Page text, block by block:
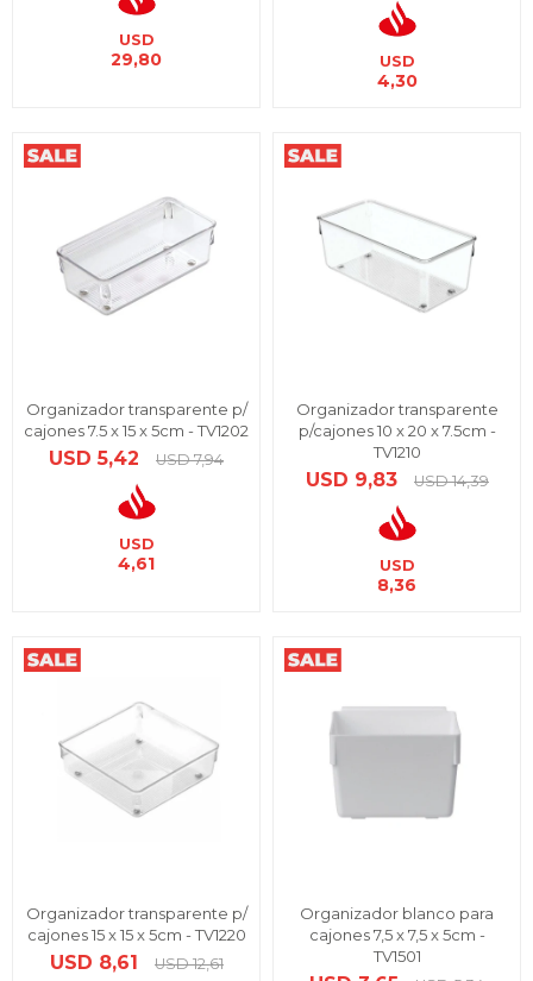
USD
29,80 USD
4,30
Organizador transparente p/
cajones 7.5 x 15 x 5cm - TV1202
USD 5,42 USD 7,94
USD
4,61
Organizador transparente
p/cajones 10 x 20 x 7.5cm -
TV1210
USD 9,83 USD 14,39
USD
8,36
Organizador transparente p/
cajones 15 x 15 x 5cm - TV1220
USD 8,61 USD 12,61
Organizador blanco para
cajones 7,5 x 7,5 x 5cm -
TV1501